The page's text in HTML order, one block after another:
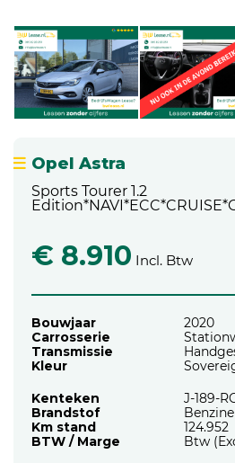
Opel Astra
Sports Tourer 1.2
€ 8.910 Incl. Btw
Bouwjaar
2020
Carrosserie
Transmissie
Kleur
Kenteken
J-189-
Brandstof
Benzine
Km stand
124.952
BTW / Marge
Btw